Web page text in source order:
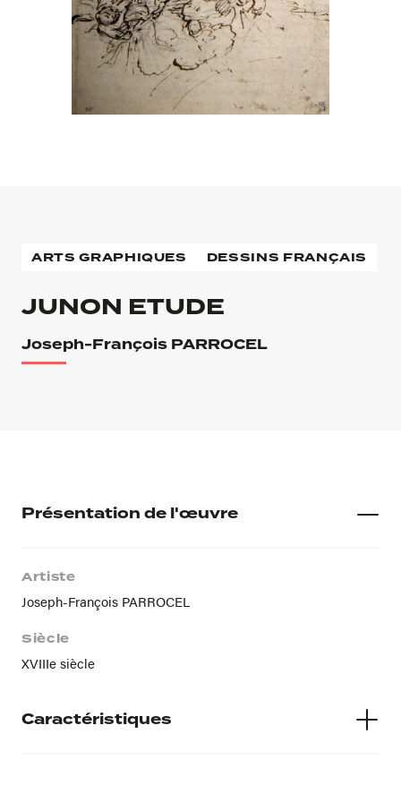
ARTS GRAPHIQUES DESSINS FRANÇAIS
JUNON ETUDE
Joseph-François PARROCEL
Présentation de l'œuvre
Artiste
Joseph-François PARROCEL
Siècle
XVIIIe siècle
Caractéristiques